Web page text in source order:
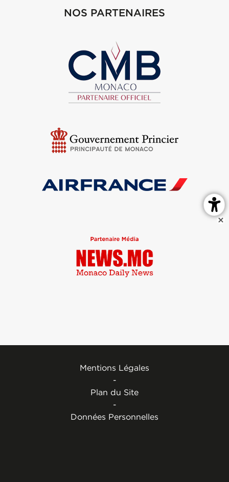
NOS PARTENAIRES
Mentions Légales
-
Plan du Site
-
Données Personnelles